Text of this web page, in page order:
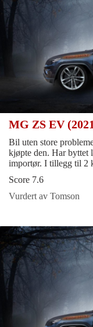
MG ZS EV
Bil uten store
kjøpte den. Har byttet
importør. I tillegg til 2
Score 7.6
Vurdert av Tomson